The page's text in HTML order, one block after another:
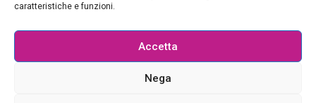
caratteristiche e funzioni.
Accetta
Nega
10
11 12 13 14 15
16
20